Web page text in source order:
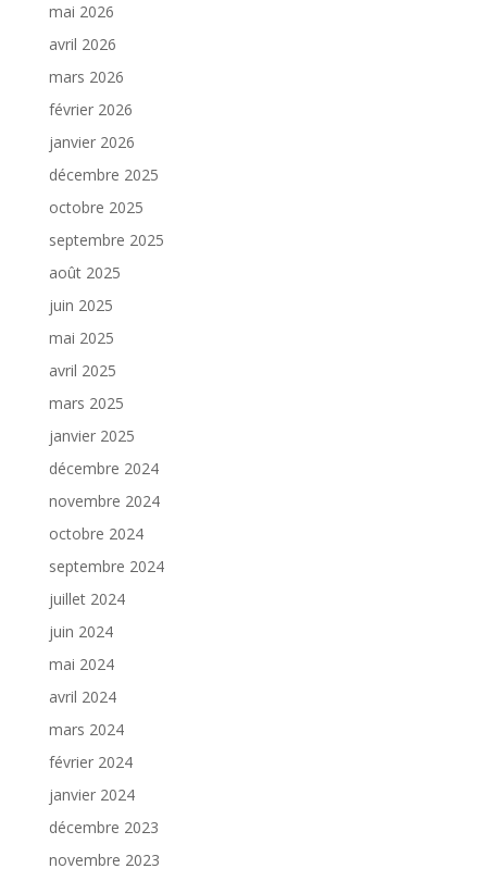
mai 2026
avril 2026
mars 2026
février 2026
janvier 2026
décembre 2025
octobre 2025
septembre 2025
août 2025
juin 2025
mai 2025
avril 2025
mars 2025
janvier 2025
décembre 2024
novembre 2024
octobre 2024
septembre 2024
juillet 2024
juin 2024
mai 2024
avril 2024
mars 2024
février 2024
janvier 2024
décembre 2023
novembre 2023